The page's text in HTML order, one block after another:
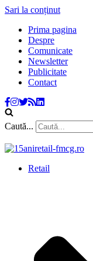
Sari la conținut
Prima pagina
Despre
Comunicate
Newsletter
Publicitate
Contact
Caută...
Retail